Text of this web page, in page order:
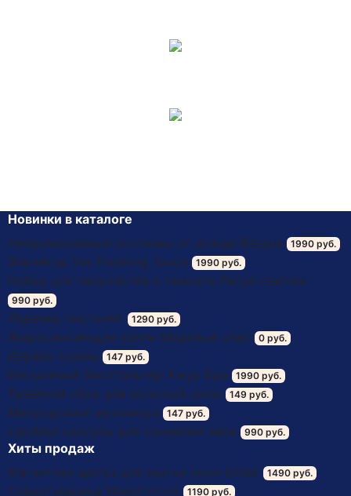
Новинки в каталоге
Непромокаемые костюмы от дождя Biaojue
1990 руб.
Эпилятор Yes Finishing Touch 1990 руб.
Набор для творчества в темноте Рисуй светом
990 руб.
Леденец-пистолет 1290 руб.
Жиросжигающие капли Медовый спас 0 руб.
Дерево хурмы 147 руб.
Бесшовный бюстгальтер Ажур Бра 1990 руб.
Травяной сбор для мужской силы 149 руб.
Микродозинг мухомора 147 руб.
LipoМax капсулы для снижения веса 990 руб.
Хиты продаж
Магнитная щетка для мытья окон Glider
1490 руб.
Сквиртмашина Maestrolove 1190 руб.